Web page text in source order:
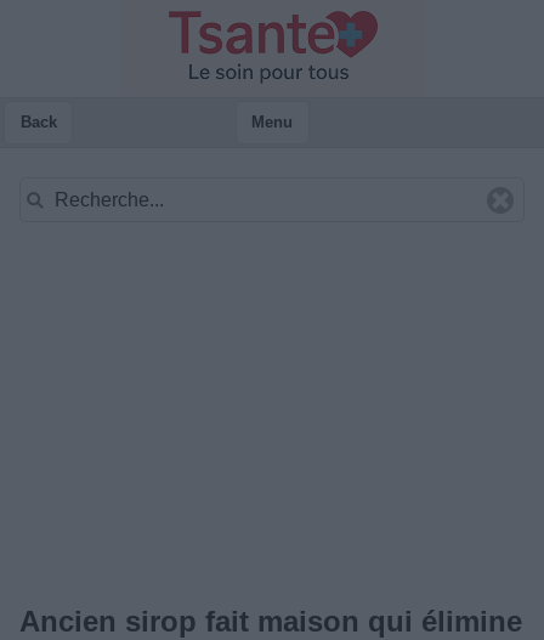
Back Menu
Ancien sirop fait maison qui élimine